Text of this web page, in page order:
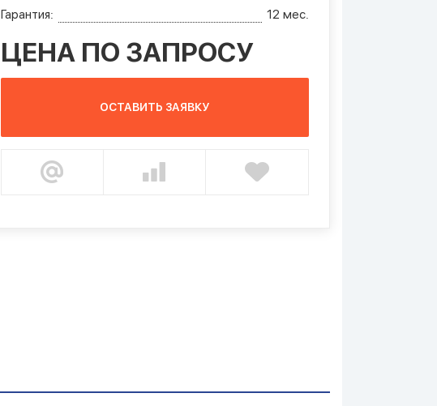
Гарантия: 12 мес.
ЦЕНА ПО ЗАПРОСУ
ОСТАВИТЬ ЗАЯВКУ